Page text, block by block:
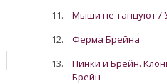
11.
Мыши не танцуют /
12.
Ферма Брейна
13.
Пинки и Брейн.
Брейн